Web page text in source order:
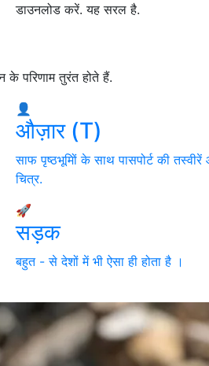
डाउनलोड करें. यह सरल है.
के परिणाम तुरंत होते हैं.
👤
औज़ार (T)
साफ पृष्ठभूमिों के साथ पासपोर्ट की तस्वीरें
चित्र.
🚀
सड़क
बहुत - से देशों में भी ऐसा ही होता है ।